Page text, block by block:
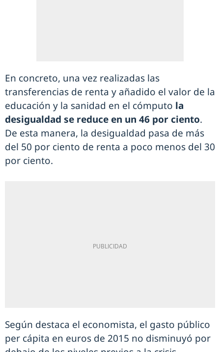
En concreto, una vez realizadas las
transferencias de renta y añadido el valor de la
educación y la sanidad en el cómputo la
desigualdad se reduce en un 46 por ciento.
De esta manera, la desigualdad pasa de más
del 50 por ciento de renta a poco menos del 30
por ciento.
Según destaca el economista, el gasto público
per cápita en euros de 2015 no disminuyó por